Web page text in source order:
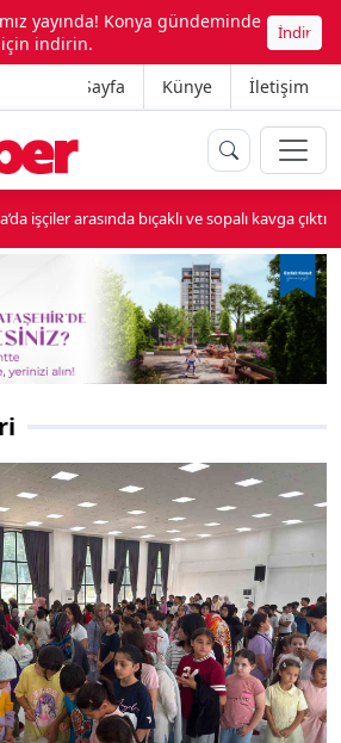
yayında! Konya gündeminde
indirin.
İndir
Ana Sayfa Künye İletişim
otomobille kar maskeli milyonluk soygun